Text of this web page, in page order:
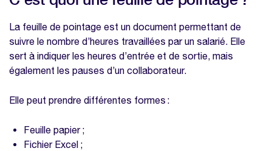
Optimisez la gestion du temps de vos
équipes grâce à notre modèle gratuit de
feuille de pointage
Le pointage, une obligation ?
Comment impliquer vos salariés dans le
équipes grâce à notre modèle gratuit de
feuille de pointage
La feuille de pointage est un document permettant de
suivre le nombre d’heures travaillées par un salarié. Elle
sert à indiquer les heures d’entrée et de sortie, mais
également les pauses d’un collaborateur.
Elle peut prendre différentes formes :
Feuille papier ;
Fichier Excel ;